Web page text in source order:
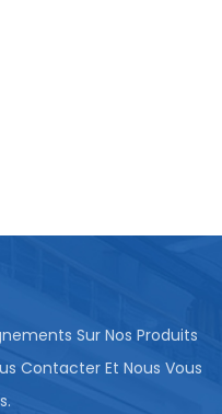
Sur Nos Produits
Contacter Et Nous Vous